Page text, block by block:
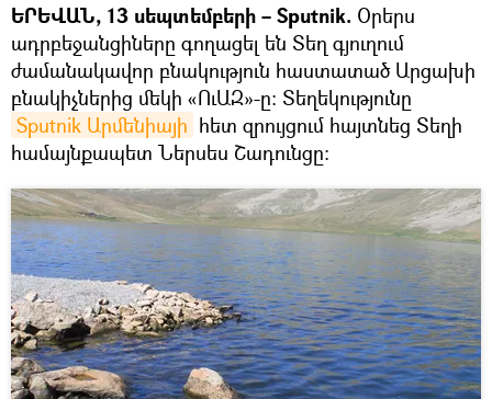
ԵՐԵՎԱՆ, 13 սեպտեմբերի – Sputnik. Օրերս
ադրբեջանցիները գողացել են Տեղ գյուղում
ժամանակավոր բնակություն հաստատած Արցախի
բնակիչներից մեկի «ՈւԱԶ»-ը։ Տեղեկությունը
Sputnik Արմենիայի հետ զրույցում հայտնեց Տեղի
համայնքապետ Ներսես Շադունցը։